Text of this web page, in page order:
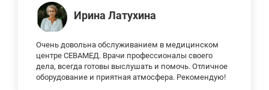
Ирина Латухина
Очень довольна обслуживанием в медицинском
центре СЕВАМЕД. Врачи профессионалы своего
дела, всегда готовы выслушать и помочь. Отличное
оборудование и приятная атмосфера. Рекомендую!